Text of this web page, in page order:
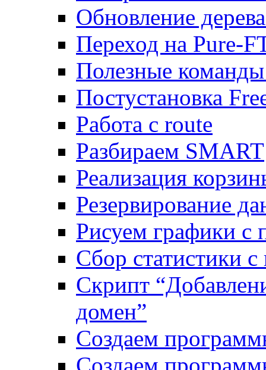
Обновление
Переход на Pure-
Полезные
Постустановка
Работа с route
Разбираем SMART
Реализация
Резервирование
Рисуем графики
Сбор статистики
Скрипт
домен”
Создаем